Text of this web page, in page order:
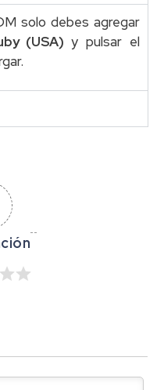
solo debes agregar
(USA)y pulsar el